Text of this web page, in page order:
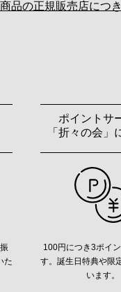
品の正規販売店につ
た
ポイントサ
「折々の会」
100円につき3ポイ
す。誕生日特典や限
います。